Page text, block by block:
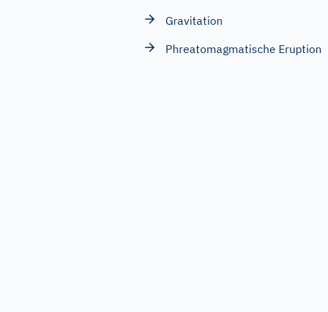
Gravitation
Phreatomagmatische Eruption